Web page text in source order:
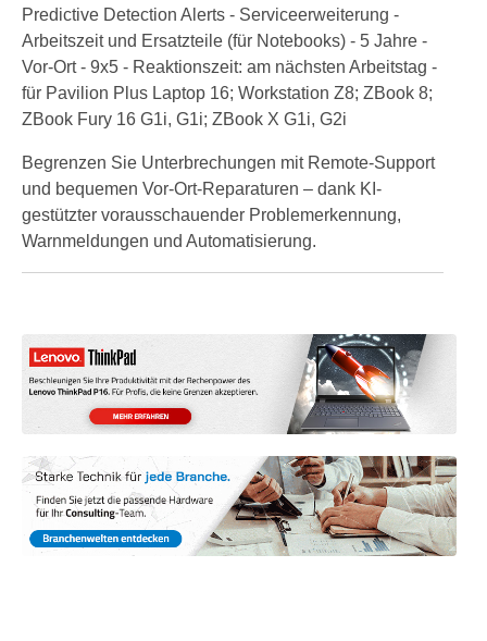
Predictive Detection Alerts - Serviceerweiterung -
Arbeitszeit und Ersatzteile (für Notebooks) - 5 Jahre -
Vor-Ort - 9x5 - Reaktionszeit: am nächsten Arbeitstag -
für Pavilion Plus Laptop 16; Workstation Z8; ZBook 8;
ZBook Fury 16 G1i, G1i; ZBook X G1i, G2i
Begrenzen Sie Unterbrechungen mit Remote-Support
und bequemen Vor-Ort-Reparaturen – dank KI-
gestützter vorausschauender Problemerkennung,
Warnmeldungen und Automatisierung.